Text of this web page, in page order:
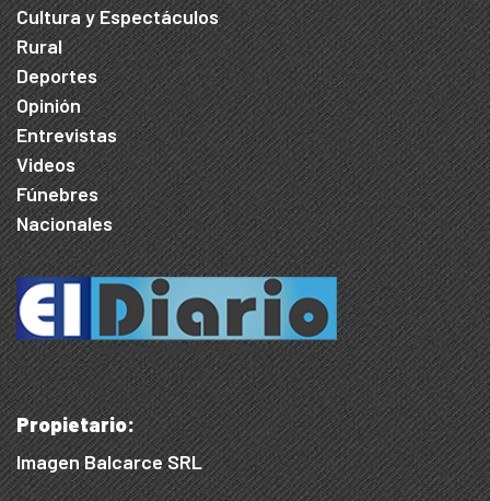
Cultura y Espectáculos
Rural
Deportes
Opinión
Entrevistas
Videos
Fúnebres
Nacionales
Propietario:
Imagen Balcarce SRL